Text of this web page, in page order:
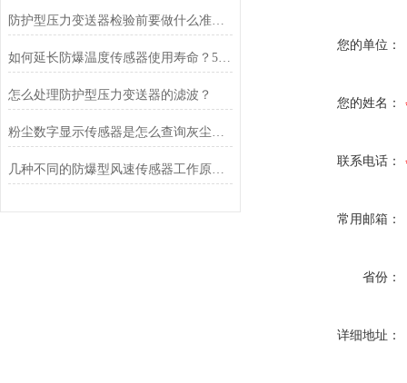
防护型压力变送器检验前要做什么准备？
如何延长防爆温度传感器使用寿命？5个高危环境保养技巧
怎么处理防护型压力变送器的滤波？
粉尘数字显示传感器是怎么查询灰尘反射强度的？
几种不同的防爆型风速传感器工作原理介绍
您的单位：
您的姓名：
联系电话：
常用邮箱：
省份：
详细地址：